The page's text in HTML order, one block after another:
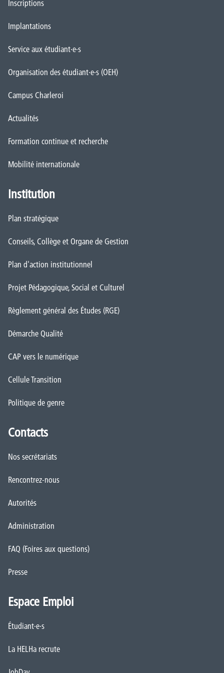
Inscriptions
Implantations
Service aux étudiant·e·s
Organisation des étudiant·e·s (OEH)
Campus Charleroi
Actualités
Formation continue et recherche
Mobilité internationale
Institution
Plan stratégique
Conseils, Collège et Organe de Gestion
Plan d'action institutionnel
Projet Pédagogique, Social et Culturel
Règlement général des Études (RGE)
Démarche Qualité
CAP vers le numérique
Cellule Transition
Politique de genre
Contacts
Nos secrétariats
Rencontrez-nous
Autorités
Administration
FAQ (Foires aux questions)
Presse
Espace Emploi
Étudiant·e·s
La HELHa recrute